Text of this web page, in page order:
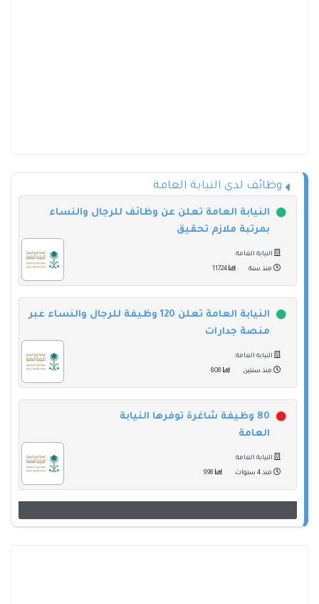
وظائف لدى النيابة العامة
النيابة العامة تعلن عن وظائف للرجال والنساء
بمرتبة ملازم تحقيق
النيابة العامة
منذ سنة
النيابة العامة تعلن 120 وظيفة للرجال والنساء عبر
منصة جدارات
النيابة العامة
منذ سنتين
80 وظيفة شاغرة توفرها النيابة
العامة
النيابة العامة
منذ 4 سنوات